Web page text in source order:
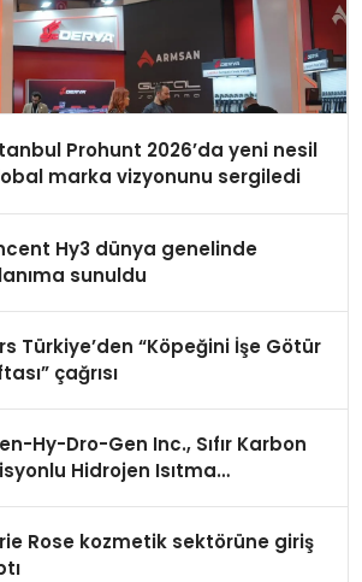
Prohunt 2026’da yeni nesil
marka vizyonunu sergiledi
Hy3 dünya genelinde
sunuldu
Türkiye’den “Köpeğini İşe Götür
çağrısı
Hy-Dro-Gen Inc., Sıfır Karbon
Hidrojen Isıtma
Rose kozmetik sektörüne giriş